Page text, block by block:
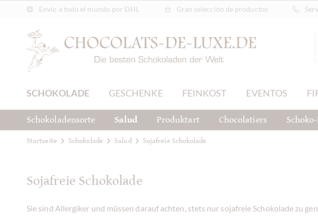
Envío a todo el mundo por DHL Gran selección de productos
SCHOKOLADE GESCHENKE FEINKOST EVENTOS
Schokoladensorte Salud Produktart Chocolatiers
Startseite Schokolade Salud Sojafreie Schokolade
Sojafreie Schokolade
Sie sind Allergiker und müssen darauf achten, stets nur sojafreie Schokolade zu